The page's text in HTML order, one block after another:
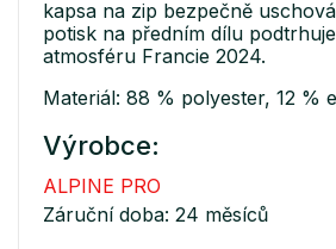
kapsa na zip bezpečně
potisk na předním dílu
atmosféru Francie 2024.
Materiál: 88 % polyester, 12 %
Výrobce:
ALPINE PRO
Záruční doba: 24 měsíců